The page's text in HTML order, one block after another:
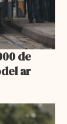
ar